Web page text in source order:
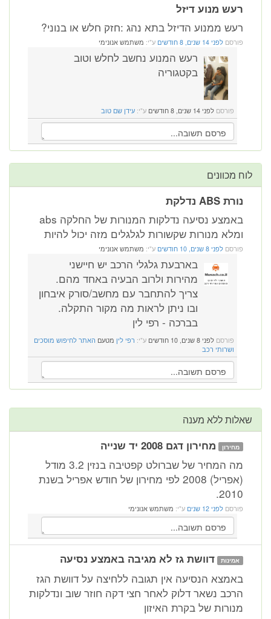
רעש מנוע דיזל
רעש ממנוע הדיזל בתא נהג :חזק חלש או בנוני?
פורסם לפני 14 שנים, 8 חודשים ע"י: משתמש אנונימי
רעש המנוע נחשב לחלש וטוב
בקטגוריה
פורסם לפני 14 שנים, 8 חודשים ע"י: עידן שם טוב
לוח מכוונים
נורת ABS נדלקת
באמצע נסיעה נדלקות המנורות של החלקה abs
ומלא מנורות שקשורות לגלגלים מזה יכול להיות
פורסם לפני 8 שנים, 10 חודשים ע"י: משתמש אנונימי
בארבעת גלגלי הרכב יש חיישני
מהירות ולרוב הבעיה באחד מהם.
צריך להתחבר עם מחשב/סורק איבחון
ובו ניתן לראות מה מקור התקלה.
בברכה - רפי לין
פורסם לפני 8 שנים, 10 חודשים ע"י: רפי לין מטעם האתר לחיפוש מוסכים
ושרותי רכב
שאלות ללא מענה
מחירון מחירון דגם 2008 יד שנייה
מה המחיר של שברולט קפטיבה בנזין 3.2 מודל
(אפריל) 2008 לפי מחירון של חודש אפריל בשנת
2010.
פורסם לפני 12 שנים ע"י: משתמש אנונימי
אמינות דוושת גז לא מגיבה באמצע נסיעה
באמצא הנסיעה אין תגובה ללחיצה על דוושת הגז
הרכב נשאר דלוק לאחר חצי דקה חוזר שוב ונדלקות
מנורות של בקרת האיזון